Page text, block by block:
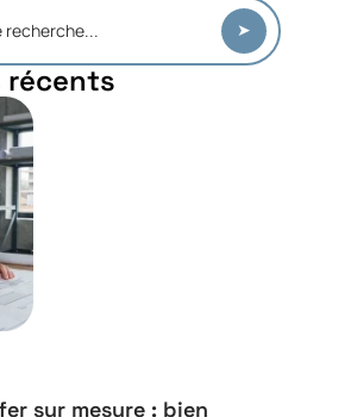
récents
sur mesure : bien